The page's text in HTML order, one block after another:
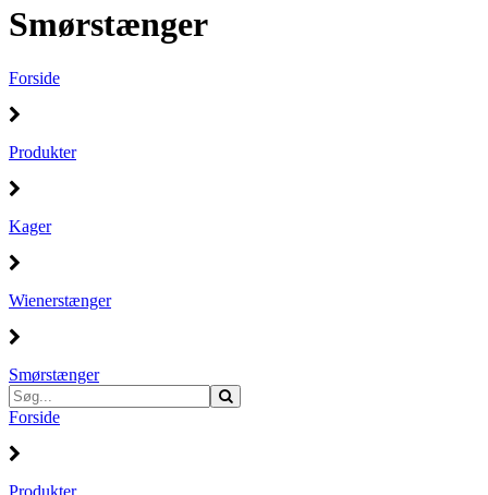
Smørstænger
Forside
Produkter
Kager
Wienerstænger
Smørstænger
Forside
Produkter